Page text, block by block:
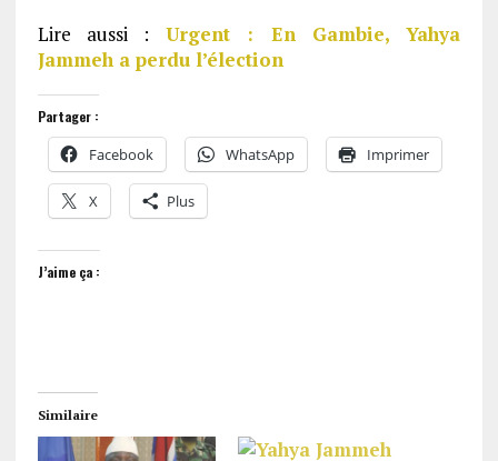
Lire aussi : Urgent : En Gambie, Yahya
Jammeh a perdu l’élection
Partager :
Facebook WhatsApp Imprimer
X Plus
J’aime ça :
Similaire